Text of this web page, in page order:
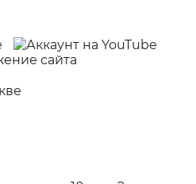
сайта